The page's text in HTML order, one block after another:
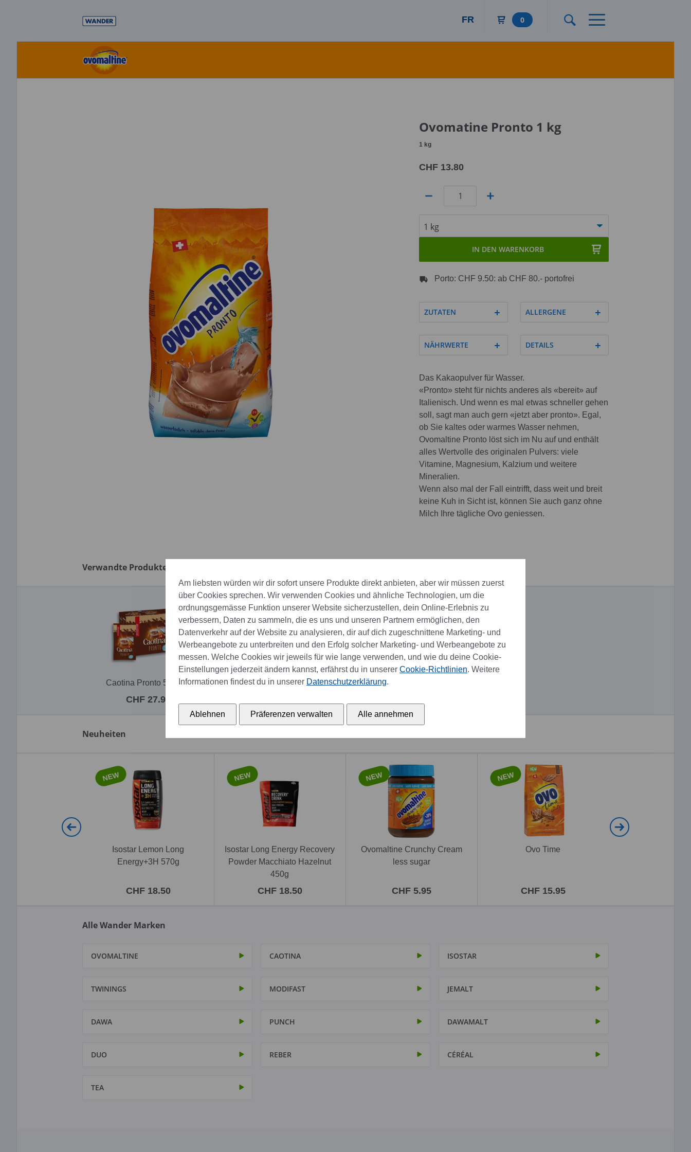
FR 0
Ovomatine Pronto 1 kg
1 kg
CHF 13.80
IN DEN WARENKORB
Porto: CHF 9.50: ab CHF 80.- portofrei
ZUTATEN ALLERGENE
NÄHRWERTE DETAILS
Das Kakaopulver für Wasser.
«Pronto» steht für nichts anderes als «bereit» auf
Italienisch. Und wenn es mal etwas schneller gehen
soll, sagt man auch gern «jetzt aber pronto». Egal,
ob Sie kaltes oder warmes Wasser nehmen,
Ovomaltine Pronto löst sich im Nu auf und enthält
alles Wertvolle des originalen Pulvers: viele
Vitamine, Magnesium, Kalzium und weitere
Mineralien.
Wenn also mal der Fall eintrifft, dass weit und breit
keine Kuh in Sicht ist, können Sie auch ganz ohne
Milch Ihre tägliche Ovo geniessen.
Verwandte Produkte:
Caotina Pronto 50x30g
CHF 27.95
Caotina Pronto 1 kg Ovomaltine Pronto 50x28 g
Neuheiten
NEW
Isostar Lemon Long
Energy+3H 570g
CHF 18.50
NEW
Isostar Long Energy Recovery
Powder Macchiato Hazelnut
450g
CHF 18.50
NEW
Ovomaltine Crunchy Cream
less sugar
CHF 5.95
NEW
Ovo Time
CHF 15.95
Alle Wander Marken
OVOMALTINE CAOTINA ISOSTAR
TWININGS MODIFAST JEMALT
DAWA PUNCH DAWAMALT
DUO REBER CÉRÉAL
TEA
Am liebsten würden wir dir sofort unsere Produkte direkt anbieten, aber wir müssen zuerst
über Cookies sprechen. Wir verwenden Cookies und ähnliche Technologien, um die
ordnungsgemässe Funktion unserer Website sicherzustellen, dein Online-Erlebnis zu
verbessern, Daten zu sammeln, die es uns und unseren Partnern ermöglichen, den
Datenverkehr auf der Website zu analysieren, dir auf dich zugeschnittene Marketing- und
Werbeangebote zu unterbreiten und den Erfolg solcher Marketing- und Werbeangebote zu
messen. Welche Cookies wir jeweils für wie lange verwenden, und wie du deine Cookie-
Einstellungen jederzeit ändern kannst, erfährst du in unserer Cookie-Richtlinien. Weitere
Informationen findest du in unserer Datenschutzerklärung.
Ablehnen Präferenzen verwalten Alle annehmen